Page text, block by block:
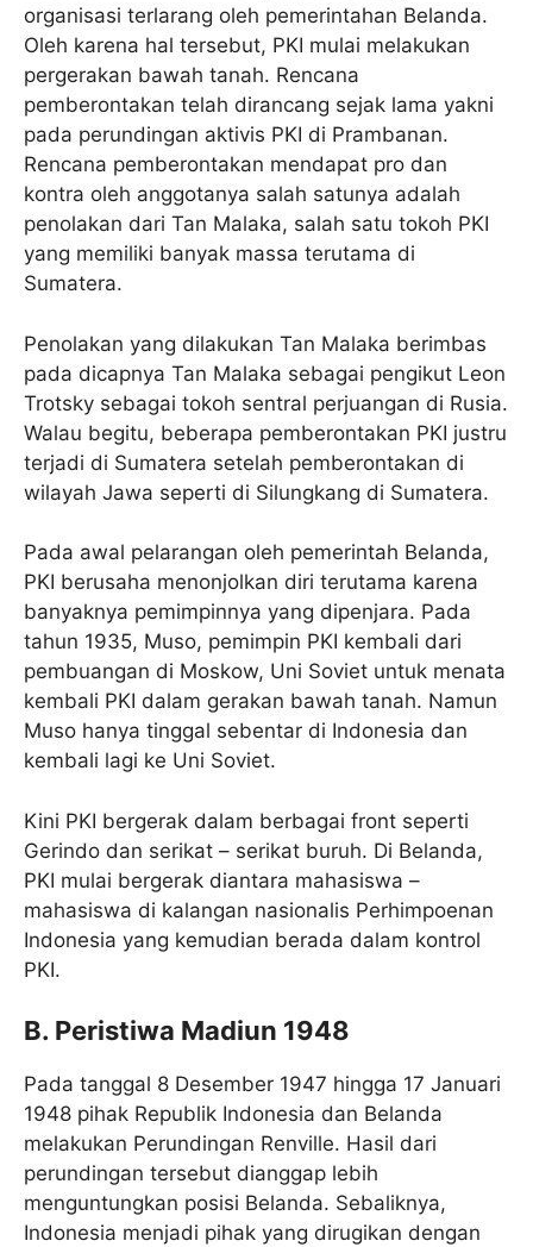
organisasi terlarang oleh pemerintahan Belanda.
Oleh karena hal tersebut, PKI mulai melakukan
pergerakan bawah tanah. Rencana
pemberontakan telah dirancang sejak lama yakni
pada perundingan aktivis PKI di Prambanan.
Rencana pemberontakan mendapat pro dan
kontra oleh anggotanya salah satunya adalah
penolakan dari Tan Malaka, salah satu tokoh PKI
yang memiliki banyak massa terutama di
Sumatera.
Penolakan yang dilakukan Tan Malaka berimbas
pada dicapnya Tan Malaka sebagai pengikut Leon
Trotsky sebagai tokoh sentral perjuangan di Rusia.
Walau begitu, beberapa pemberontakan PKI justru
terjadi di Sumatera setelah pemberontakan di
wilayah Jawa seperti di Silungkang di Sumatera.
Pada awal pelarangan oleh pemerintah Belanda,
PKI berusaha menonjolkan diri terutama karena
banyaknya pemimpinnya yang dipenjara. Pada
tahun 1935, Muso, pemimpin PKI kembali dari
pembuangan di Moskow, Uni Soviet untuk menata
kembali PKI dalam gerakan bawah tanah. Namun
Muso hanya tinggal sebentar di Indonesia dan
kembali lagi ke Uni Soviet.
Kini PKI bergerak dalam berbagai front seperti
Gerindo dan serikat – serikat buruh. Di Belanda,
PKI mulai bergerak diantara mahasiswa –
mahasiswa di kalangan nasionalis Perhimpoenan
Indonesia yang kemudian berada dalam kontrol
PKI.
B. Peristiwa Madiun 1948
Pada tanggal 8 Desember 1947 hingga 17 Januari
1948 pihak Republik Indonesia dan Belanda
melakukan Perundingan Renville. Hasil dari
perundingan tersebut dianggap lebih
menguntungkan posisi Belanda. Sebaliknya,
Indonesia menjadi pihak yang dirugikan dengan